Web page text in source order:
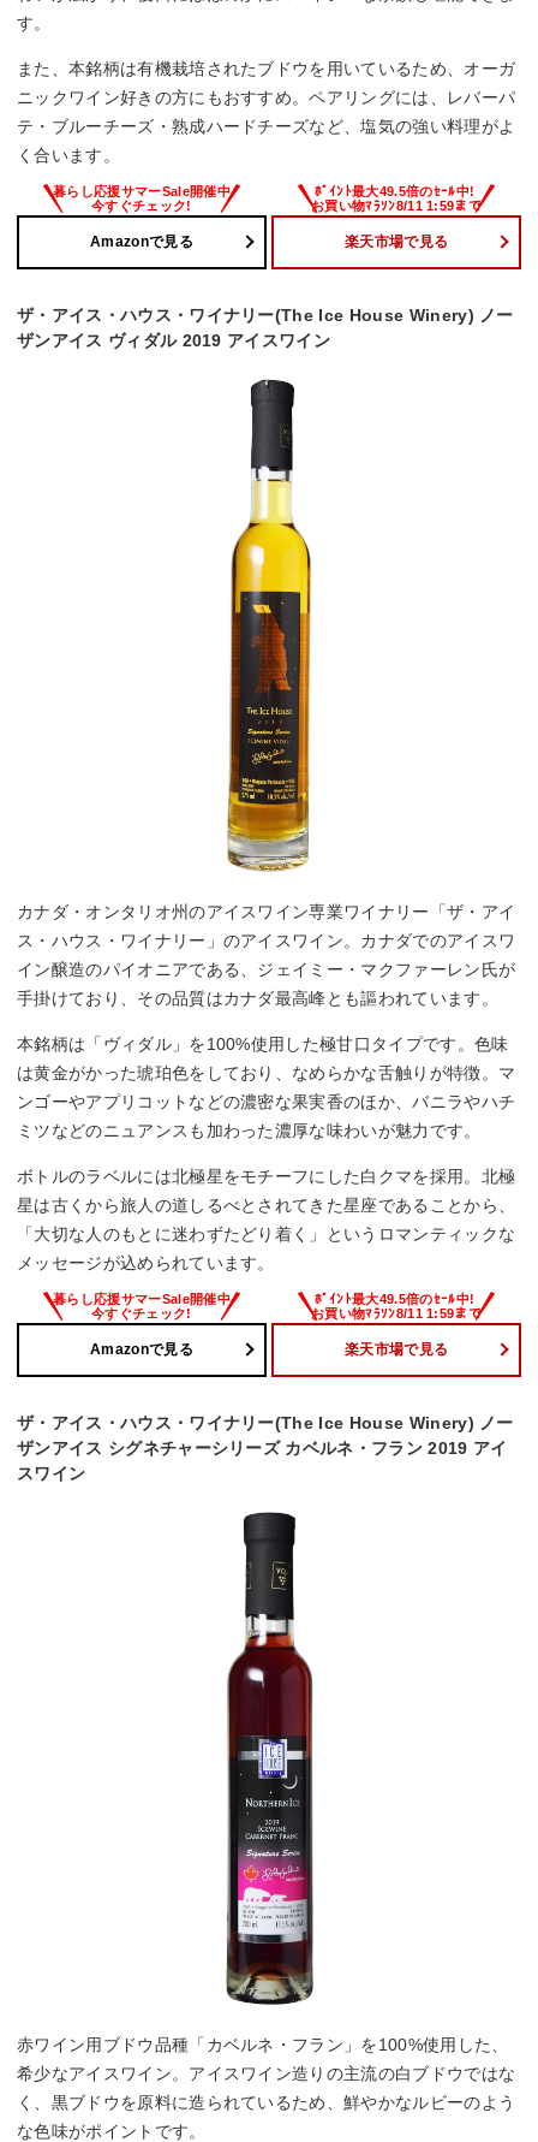
す。
また、本銘柄は有機栽培されたブドウを用いているため、オーガ
ニックワイン好きの方にもおすすめ。ペアリングには、レバーパ
テ・ブルーチーズ・熟成ハードチーズなど、塩気の強い料理がよ
く合います。
Amazonで見る 楽天市場で見る
ザ・アイス・ハウス・ワイナリー(The Ice House Winery) ノー
ザンアイス ヴィダル 2019 アイスワイン
カナダ・オンタリオ州のアイスワイン専業ワイナリー「ザ・アイ
ス・ハウス・ワイナリー」のアイスワイン。カナダでのアイスワ
イン醸造のパイオニアである、ジェイミー・マクファーレン氏が
手掛けており、その品質はカナダ最高峰とも謳われています。
本銘柄は「ヴィダル」を100%使用した極甘口タイプです。色味
は黄金がかった琥珀色をしており、なめらかな舌触りが特徴。マ
ンゴーやアプリコットなどの濃密な果実香のほか、バニラやハチ
ミツなどのニュアンスも加わった濃厚な味わいが魅力です。
ボトルのラベルには北極星をモチーフにした白クマを採用。北極
星は古くから旅人の道しるべとされてきた星座であることから、
「大切な人のもとに迷わずたどり着く」というロマンティックな
メッセージが込められています。
Amazonで見る 楽天市場で見る
ザ・アイス・ハウス・ワイナリー(The Ice House Winery) ノー
ザンアイス シグネチャーシリーズ カベルネ・フラン 2019 アイ
スワイン
赤ワイン用ブドウ品種「カベルネ・フラン」を100%使用した、
希少なアイスワイン。アイスワイン造りの主流の白ブドウではな
く、黒ブドウを原料に造られているため、鮮やかなルビーのよう
な色味がポイントです。